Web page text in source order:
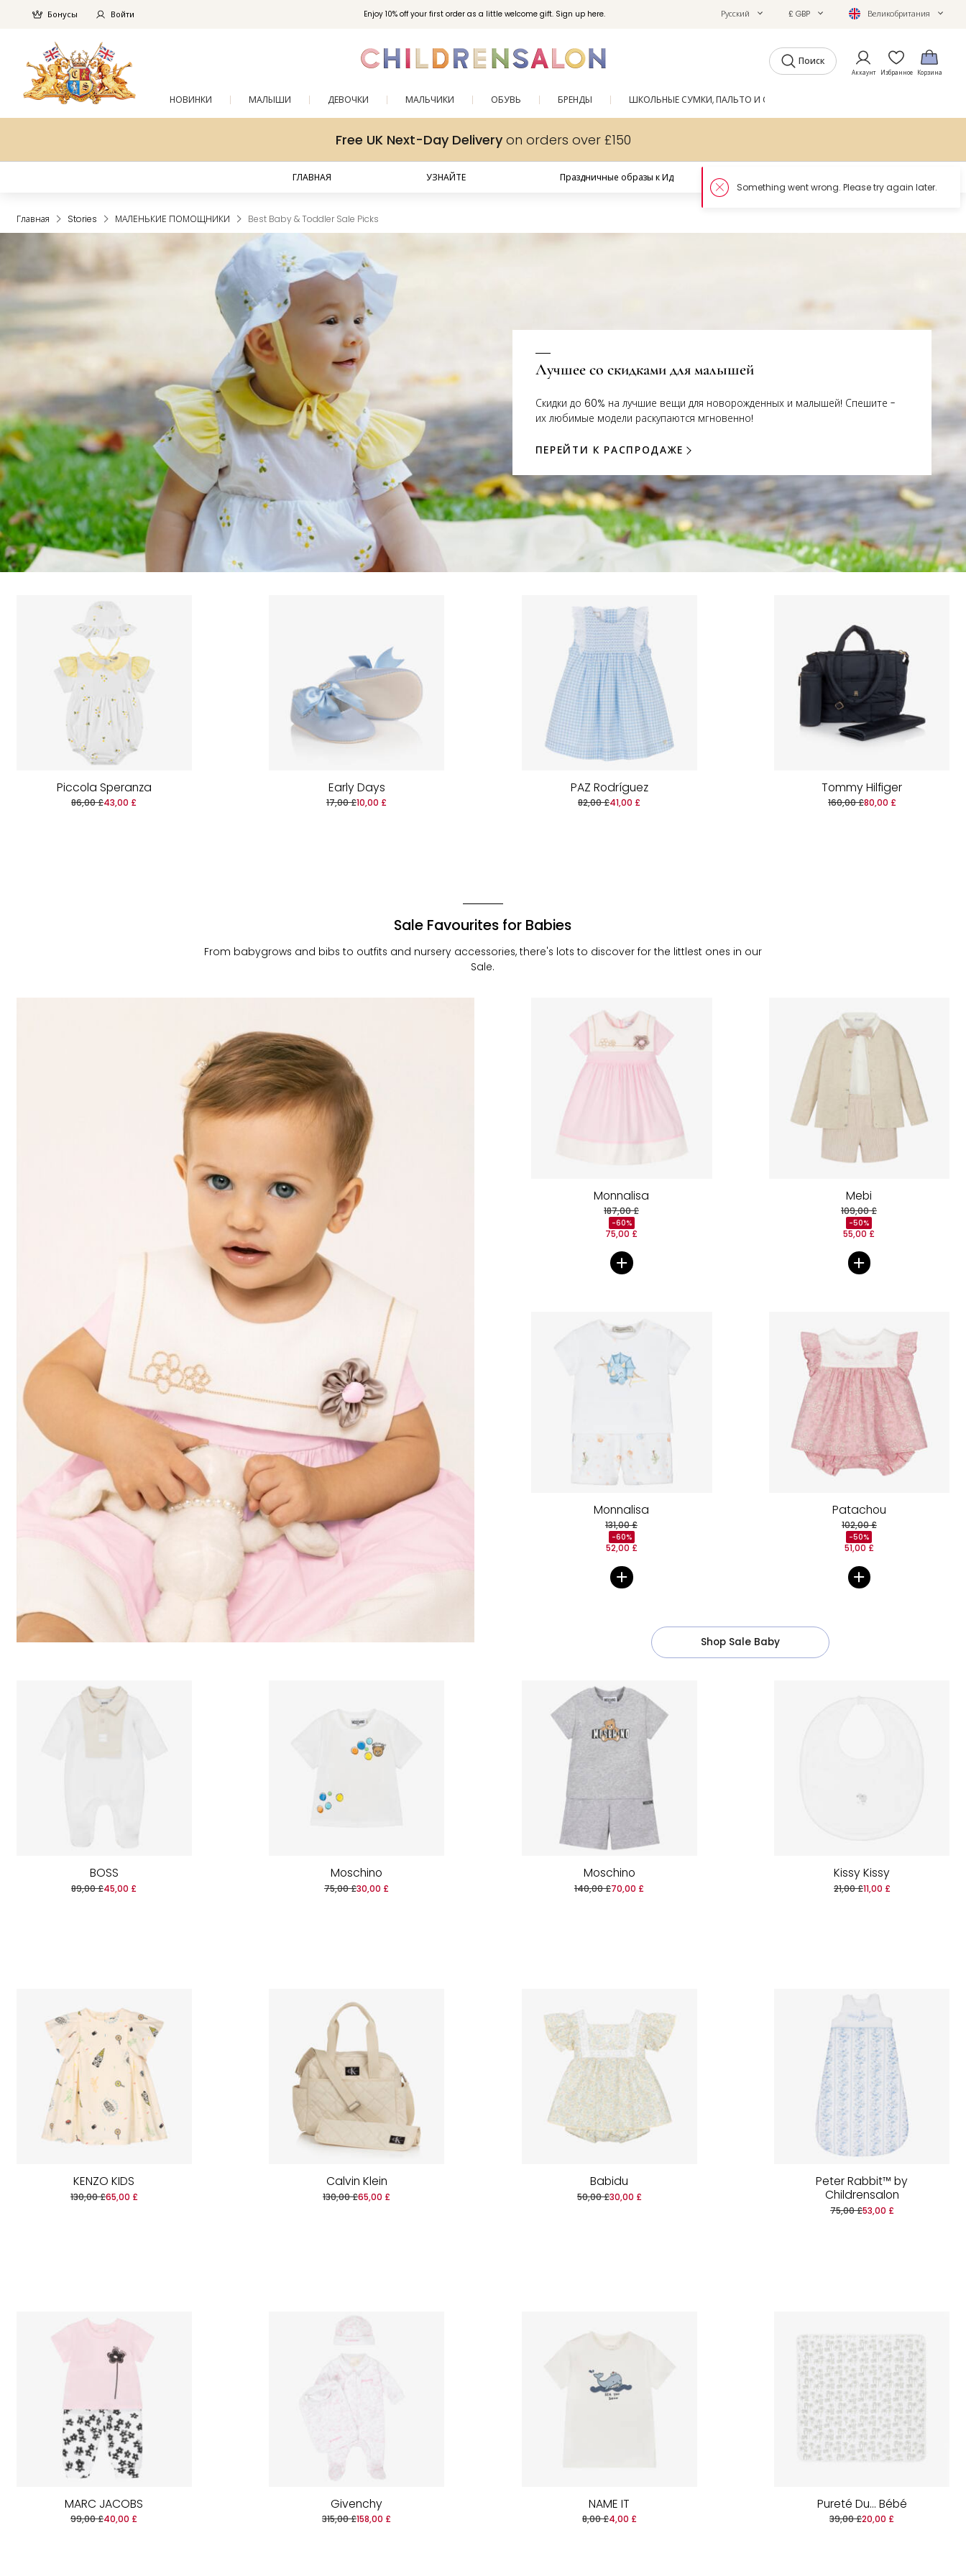
Enjoy 10% off your first order as a little welcome gift. Sign up here.
Бонусы Войти Русский £ GBP Великобритания
Поиск
Аккаунт Избранное Корзина
НОВИНКИ МАЛЫШИ ДЕВОЧКИ МАЛЬЧИКИ ОБУВЬ БРЕНДЫ ШКОЛЬНЫЕ СУМКИ, ПАЛЬТО И ОБУВЬ
Free UK Next-Day Deliveryon orders over £150
ГЛАВНАЯ УЗНАЙТЕ Праздничные образы к Ид
Главная Stories МАЛЕНЬКИЕ ПОМОЩНИКИ Best Baby & Toddler Sale Picks
Лучшее со скидками для малышей
Скидки до 60% на лучшие вещи для новорожденных и малышей! Спешите -
их любимые модели раскупаются мгновенно!
ПЕРЕЙТИ К РАСПРОДАЖЕ
Piccola Speranza
86,00 £43,00 £
Early Days
17,00 £10,00 £
PAZ Rodríguez
82,00 £41,00 £
Tommy Hilfiger
160,00 £80,00 £
Sale Favourites for Babies
From babygrows and bibs to outfits and nursery accessories, there's lots to discover for the littlest ones in our
Sale.
Monnalisa
187,00 £
-60%
75,00 £
Mebi
109,00 £
-50%
55,00 £
Monnalisa
131,00 £
-60%
52,00 £
Patachou
102,00 £
-50%
51,00 £
Shop Sale Baby
BOSS
89,00 £45,00 £
Moschino
75,00 £30,00 £
Moschino
140,00 £70,00 £
Kissy Kissy
21,00 £11,00 £
KENZO KIDS
130,00 £65,00 £
Calvin Klein
130,00 £65,00 £
Babidu
50,00 £30,00 £
Peter Rabbit™ by
Childrensalon
75,00 £53,00 £
MARC JACOBS
99,00 £40,00 £
Givenchy
315,00 £158,00 £
NAME IT
8,00 £4,00 £
Pureté Du... Bébé
39,00 £20,00 £